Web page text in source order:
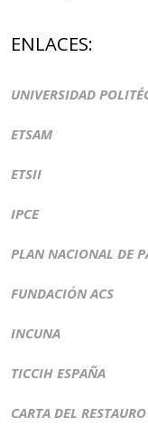
ENLACES:
UNIVERSIDAD
ETSAM
ETSII
IPCE
PLAN NACIONAL DE
FUNDACIÓN ACS
INCUNA
TICCIH ESPAÑA
CARTA DEL